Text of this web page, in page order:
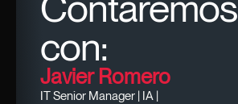
con:
Javier Romero
IT Senior Manager | IA |